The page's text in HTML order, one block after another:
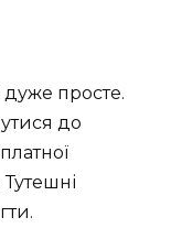
просте.
до